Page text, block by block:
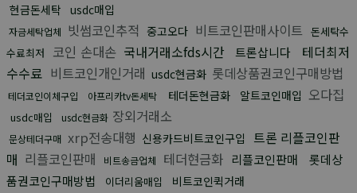
현금돈세탁 usdc매입
자금세탁업체 빗썸코인추적 중고오다 비트코인판매사이트 돈세탁수
수료최저
코인 손대손 국내거래소fds시간 트론삽니다
테더최저
수수료 비트코인개인거래 usdc현금화 롯데상품권코인구매방법
테더코인이체구입 아프리카tv돈세탁 테더돈현금화 알트코인매입 오다집
usdc매입 usdc현금화 장외거래소
문상테더구매 xrp전송대행 신용카드비트코인구입
트론 리플코인판
매 리플코인판매 비트송금업체 테더현금화 리플코인판매
롯데상
품권코인구매방법
이더리움매입
비트코인퀵거래